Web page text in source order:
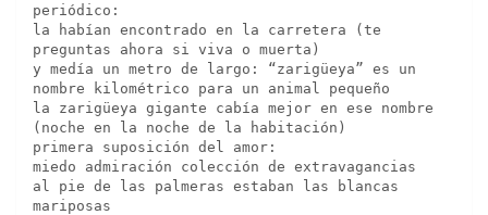
periódico:
la habían encontrado en la carretera (te
preguntas ahora si viva o muerta)
y medía un metro de largo: “zarigüeya” es un
nombre kilométrico para un animal pequeño
la zarigüeya gigante cabía mejor en ese nombre
(noche en la noche de la habitación)
primera suposición del amor:
miedo admiración colección de extravagancias
al pie de las palmeras estaban las blancas
mariposas